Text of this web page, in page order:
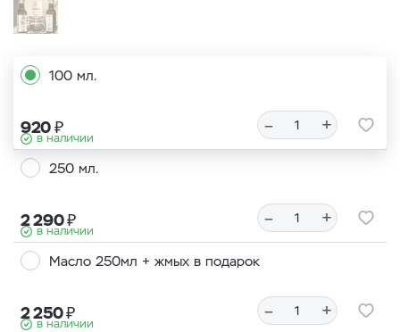
100 мл.
920₽ – +
в наличии
250 мл.
2 290₽ – +
в наличии
Масло 250мл + жмых в подарок
2 250₽ – +
в наличии